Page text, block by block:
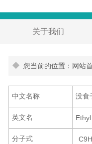
关于我们
您当前的位置：网站
中文名称 没食
英文名
分子式